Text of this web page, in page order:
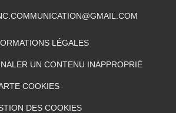
LÉGALES
UN CONTENU INAPPROPRIÉ
COOKIES
DES COOKIES